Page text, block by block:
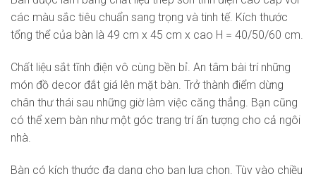
các màu sắc tiêu chuẩn sang trọng và tinh tế. Kích thước
tổng thể của bàn là 49 cm x 45 cm x cao H = 40/50/60 cm.
Chất liệu sắt tĩnh điện vô cùng bền bỉ. An tâm bài trí những
món đồ decor đắt giá lên mặt bàn. Trở thành điểm dừng
chân thư thái sau những giờ làm việc căng thẳng. Bạn cũng
có thể xem bàn như một góc trang trí ấn tượng cho cả ngôi
nhà.
Bàn có kích thước đa dạng cho bạn lựa chọn. Tùy vào chiều